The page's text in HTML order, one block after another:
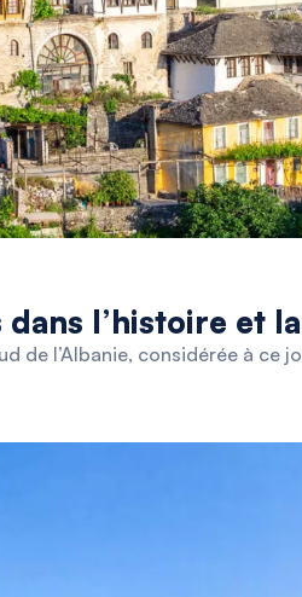
l’histoire et
de l’Albanie, considérée à ce